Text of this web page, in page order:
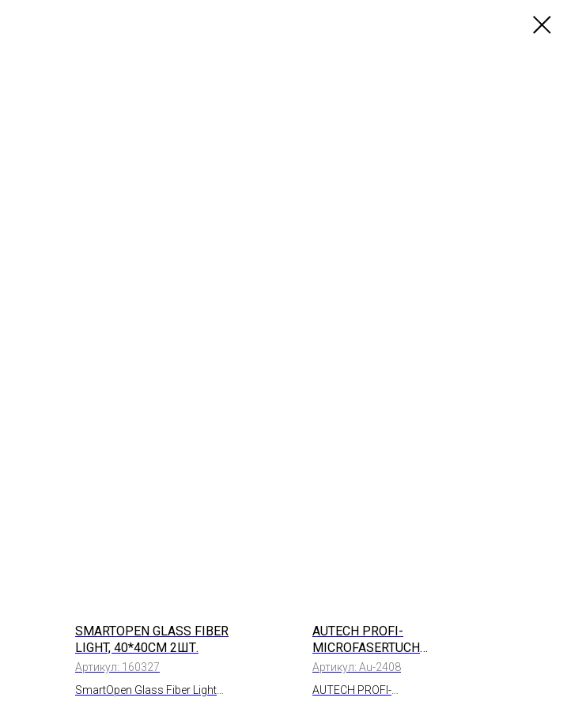
SMARTOPEN GLASS FIBER
LIGHT, 40*40СМ 2ШТ.
Артикул: 160327
SmartOpen Glass Fiber Light
AUTECH PROFI-
MICROFASERTUCH
ГОЛУБАЯ РУЛОН 50 ШТ.,
Артикул: Au-2408
AUTECH PROFI-